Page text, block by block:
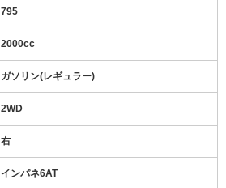
795
2000cc
ガソリン(レギュラー)
2WD
右
インパネ6AT